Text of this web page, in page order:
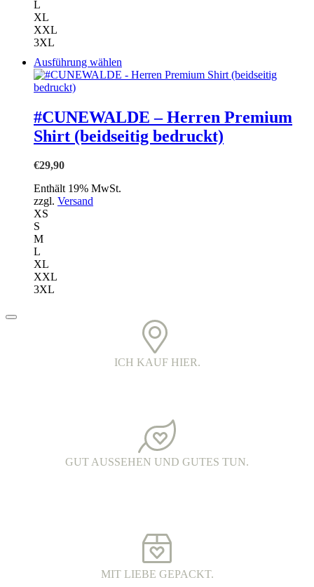
L
XL
XXL
3XL
Ausführung wählen
Produkt
Varianten
auf.
Die
#CUNEWALDE – Herren Premium
Shirt (beidseitig bedruckt)
€29,90
Enthält 19% MwSt.
zzgl. Versand
XS
S
M
L
XL
XXL
3XL
ICH KAUF HIER.
GUT AUSSEHEN UND GUTES TUN.
MIT LIEBE GEPACKT.